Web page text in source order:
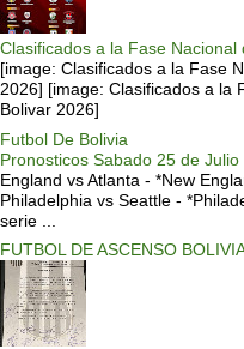
Clasificados a la Fase
[image: Clasificados a la Fase
2026] [image: Clasificados a la
Bolivar 2026]
Futbol De Bolivia
Pronosticos Sabado 25 de
England vs Atlanta - *New
Philadelphia vs Seattle -
serie ...
FUTBOL DE ASCENSO